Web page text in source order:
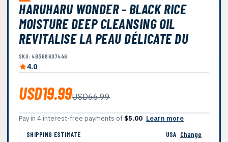
HARUHARU WONDER - BLACK RICE
MOISTURE DEEP CLEANSING OIL
REVITALISE LA PEAU DÉLICATE DU
SKU: 49368607446
4.0
USD19.99USD66.99
Pay in 4 interest-free payments of $5.00 Learn more
SHIPPING ESTIMATE
USA Change